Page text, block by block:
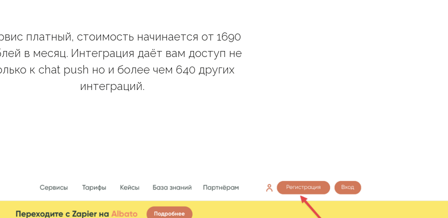
платный, стоимость начинается от 1690
в месяц. Интеграция даёт вам доступ не
к chat push но и более чем 640 других
интеграций.